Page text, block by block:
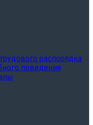
распорядка
поведения